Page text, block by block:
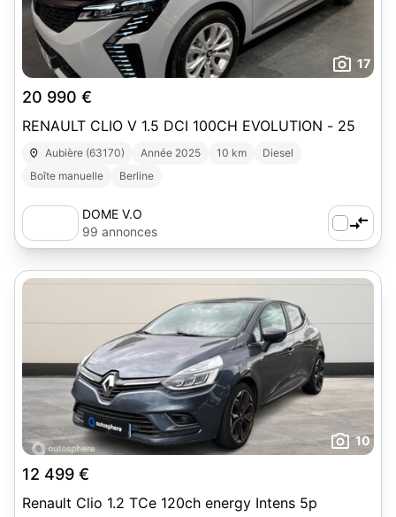
17
20 990 €
RENAULT CLIO V 1.5 DCI 100CH EVOLUTION - 25
Aubière (63170) Année 2025 10 km
Diesel
Boîte manuelle
Berline
DOME V.O
99 annonces
10
12 499 €
Renault Clio 1.2 TCe 120ch energy Intens 5p